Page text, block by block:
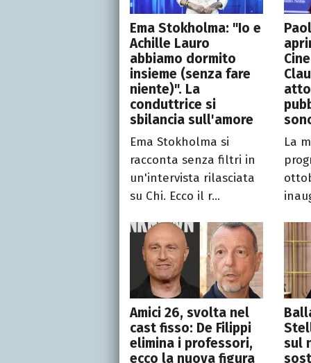
Ema Stokholma: "Io e
Achille Lauro
abbiamo dormito
insieme (senza fare
niente)". La
conduttrice si
sbilancia sull'amore
Ema Stokholma si
racconta senza filtri in
un'intervista rilasciata
su Chi. Ecco il r...
La
Amici 26, svolta nel
cast fisso: De Filippi
elimina i professori,
ecco la nuova figura
sul